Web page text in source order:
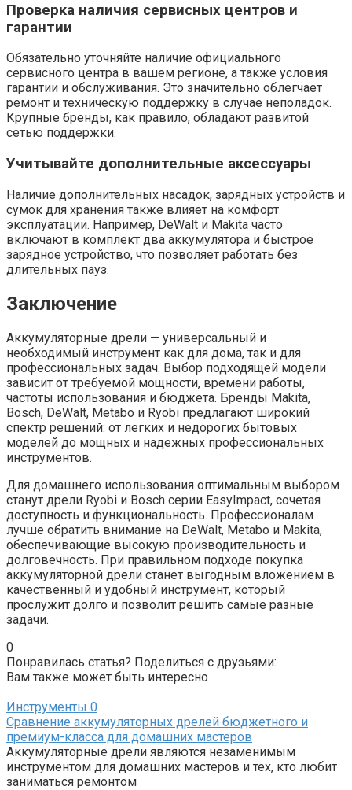
Проверка наличия сервисных центров и
гарантии
Обязательно уточняйте наличие официального
сервисного центра в вашем регионе, а также условия
гарантии и обслуживания. Это значительно облегчает
ремонт и техническую поддержку в случае неполадок.
Крупные бренды, как правило, обладают развитой
сетью поддержки.
Учитывайте дополнительные аксессуары
Наличие дополнительных насадок, зарядных устройств и
сумок для хранения также влияет на комфорт
эксплуатации. Например, DeWalt и Makita часто
включают в комплект два аккумулятора и быстрое
зарядное устройство, что позволяет работать без
длительных пауз.
Заключение
Аккумуляторные дрели — универсальный и
необходимый инструмент как для дома, так и для
профессиональных задач. Выбор подходящей модели
зависит от требуемой мощности, времени работы,
частоты использования и бюджета. Бренды Makita,
Bosch, DeWalt, Metabo и Ryobi предлагают широкий
спектр решений: от легких и недорогих бытовых
моделей до мощных и надежных профессиональных
инструментов.
Для домашнего использования оптимальным выбором
станут дрели Ryobi и Bosch серии EasyImpact, сочетая
доступность и функциональность. Профессионалам
лучше обратить внимание на DeWalt, Metabo и Makita,
обеспечивающие высокую производительность и
долговечность. При правильном подходе покупка
аккумуляторной дрели станет выгодным вложением в
качественный и удобный инструмент, который
прослужит долго и позволит решить самые разные
задачи.
0
Понравилась статья? Поделиться с друзьями:
Вам также может быть интересно
Инструменты 0
Сравнение аккумуляторных дрелей бюджетного и
премиум-класса для домашних мастеров
Аккумуляторные дрели являются незаменимым
инструментом для домашних мастеров и тех, кто любит
заниматься ремонтом